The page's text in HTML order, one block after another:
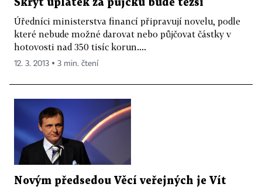
Skrýt úplatek za půjčku bude těžší
Úředníci ministerstva financí připravují novelu, podle
které nebude možné darovat nebo půjčovat částky v
hotovosti nad 350 tisíc korun....
12. 3. 2013 ▪ 3 min. čtení
Novým předsedou Věcí veřejných je Vít